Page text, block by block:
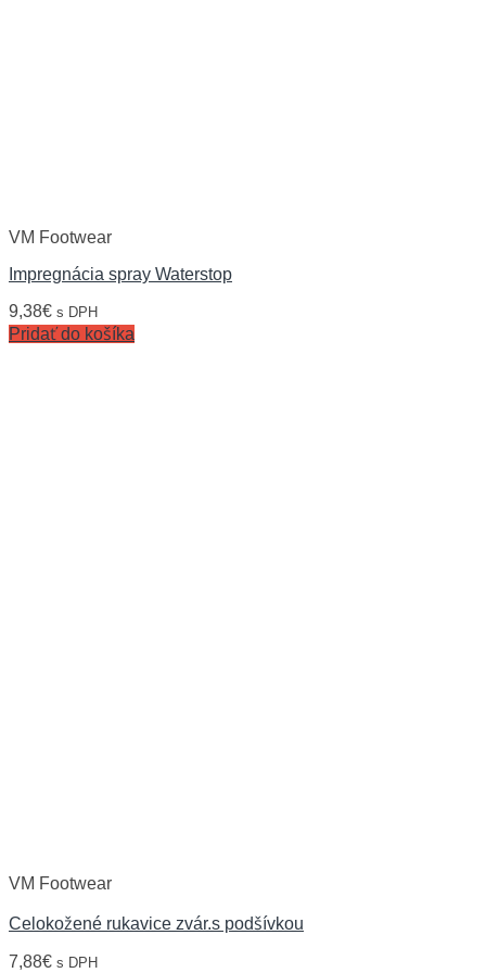
VM Footwear
Impregnácia spray Waterstop
9,38€ s DPH
Pridať do košíka
VM Footwear
Celokožené rukavice zvár.s podšívkou
7,88€ s DPH